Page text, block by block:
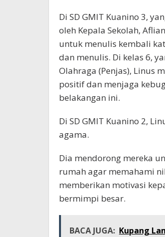
Di SD GMIT Kuanino 3,
oleh Kepala Sekolah,
untuk menulis kembali
dan menulis. Di kelas 6,
Olahraga (Penjas), Linus
positif dan menjaga
belakangan ini.
Di SD GMIT Kuanino 2,
agama.
Dia mendorong mereka
rumah agar memahami
memberikan motivasi
bermimpi besar.
BACA JUGA: Kupang